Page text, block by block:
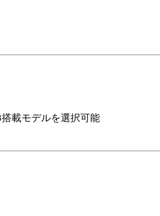
載モデルを選択可能